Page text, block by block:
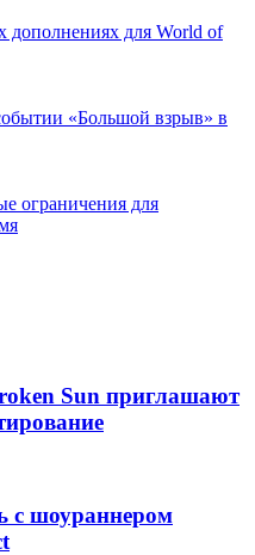
дополнениях для World of
«Большой взрыв» в
ограничения для
Sun приглашают
с шоураннером